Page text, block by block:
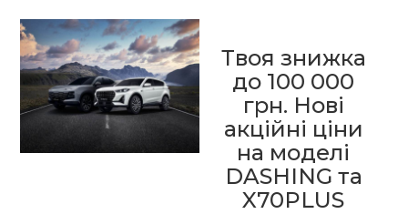
Твоя знижка
до 100 000
грн. Нові
акційні ціни
на моделі
DASHING та
X70PLUS